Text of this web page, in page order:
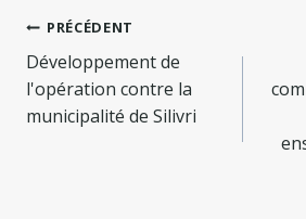
Navigation
de
l’article
PRÉCÉDENT
Développement de
l'opération contre la
municipalité de Silivri